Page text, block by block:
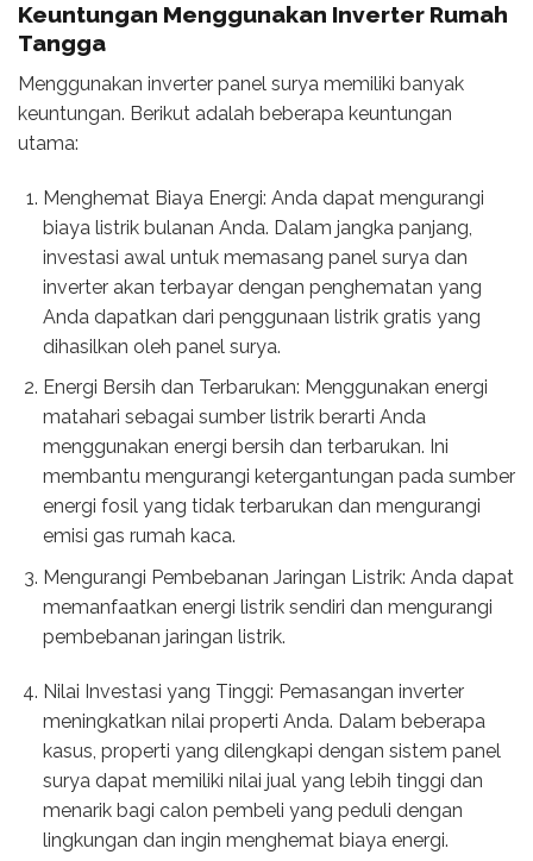
Keuntungan Menggunakan Inverter Rumah
Tangga
Menggunakan inverter panel surya memiliki banyak
keuntungan. Berikut adalah beberapa keuntungan
utama:
Menghemat Biaya Energi: Anda dapat mengurangi
biaya listrik bulanan Anda. Dalam jangka panjang,
investasi awal untuk memasang panel surya dan
inverter akan terbayar dengan penghematan yang
Anda dapatkan dari penggunaan listrik gratis yang
dihasilkan oleh panel surya.
Energi Bersih dan Terbarukan: Menggunakan energi
matahari sebagai sumber listrik berarti Anda
menggunakan energi bersih dan terbarukan. Ini
membantu mengurangi ketergantungan pada sumber
energi fosil yang tidak terbarukan dan mengurangi
emisi gas rumah kaca.
Mengurangi Pembebanan Jaringan Listrik: Anda dapat
memanfaatkan energi listrik sendiri dan mengurangi
pembebanan jaringan listrik.
Nilai Investasi yang Tinggi: Pemasangan inverter
meningkatkan nilai properti Anda. Dalam beberapa
kasus, properti yang dilengkapi dengan sistem panel
surya dapat memiliki nilai jual yang lebih tinggi dan
menarik bagi calon pembeli yang peduli dengan
lingkungan dan ingin menghemat biaya energi.